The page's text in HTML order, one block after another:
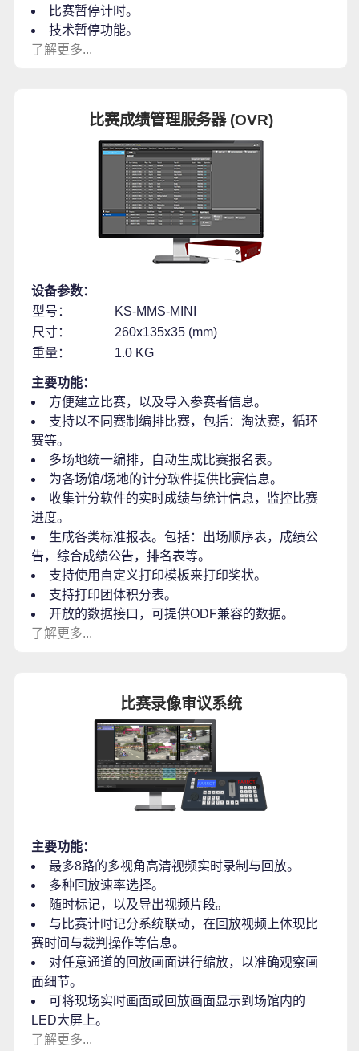
比赛暂停计时。
技术暂停功能。
了解更多...
比赛成绩管理服务器 (OVR)
设备参数：
型号：
KS-MMS-MINI
尺寸：
260x135x35 (mm)
重量：
1.0 KG
主要功能：
方便建立比赛，以及导入参赛者信息。
支持以不同赛制编排比赛，包括：淘汰赛，循环
赛等。
多场地统一编排，自动生成比赛报名表。
为各场馆/场地的计分软件提供比赛信息。
收集计分软件的实时成绩与统计信息，监控比赛
进度。
生成各类标准报表。包括：出场顺序表，成绩公
告，综合成绩公告，排名表等。
支持使用自定义打印模板来打印奖状。
支持打印团体积分表。
开放的数据接口，可提供ODF兼容的数据。
了解更多...
比赛录像审议系统
主要功能：
最多8路的多视角高清视频实时录制与回放。
多种回放速率选择。
随时标记，以及导出视频片段。
与比赛计时记分系统联动，在回放视频上体现比
赛时间与裁判操作等信息。
对任意通道的回放画面进行缩放，以准确观察画
面细节。
可将现场实时画面或回放画面显示到场馆内的
LED大屏上。
了解更多...